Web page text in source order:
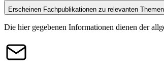
Erscheinen Fachpublikationen zu relevanten
Die hier gegebenen Informationen dienen der